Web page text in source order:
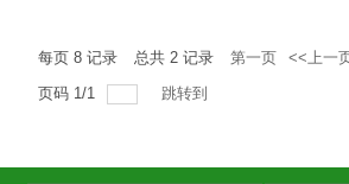
每页8 记录 总共2 记录 第一页 <<上一
页码 1/1 跳转到